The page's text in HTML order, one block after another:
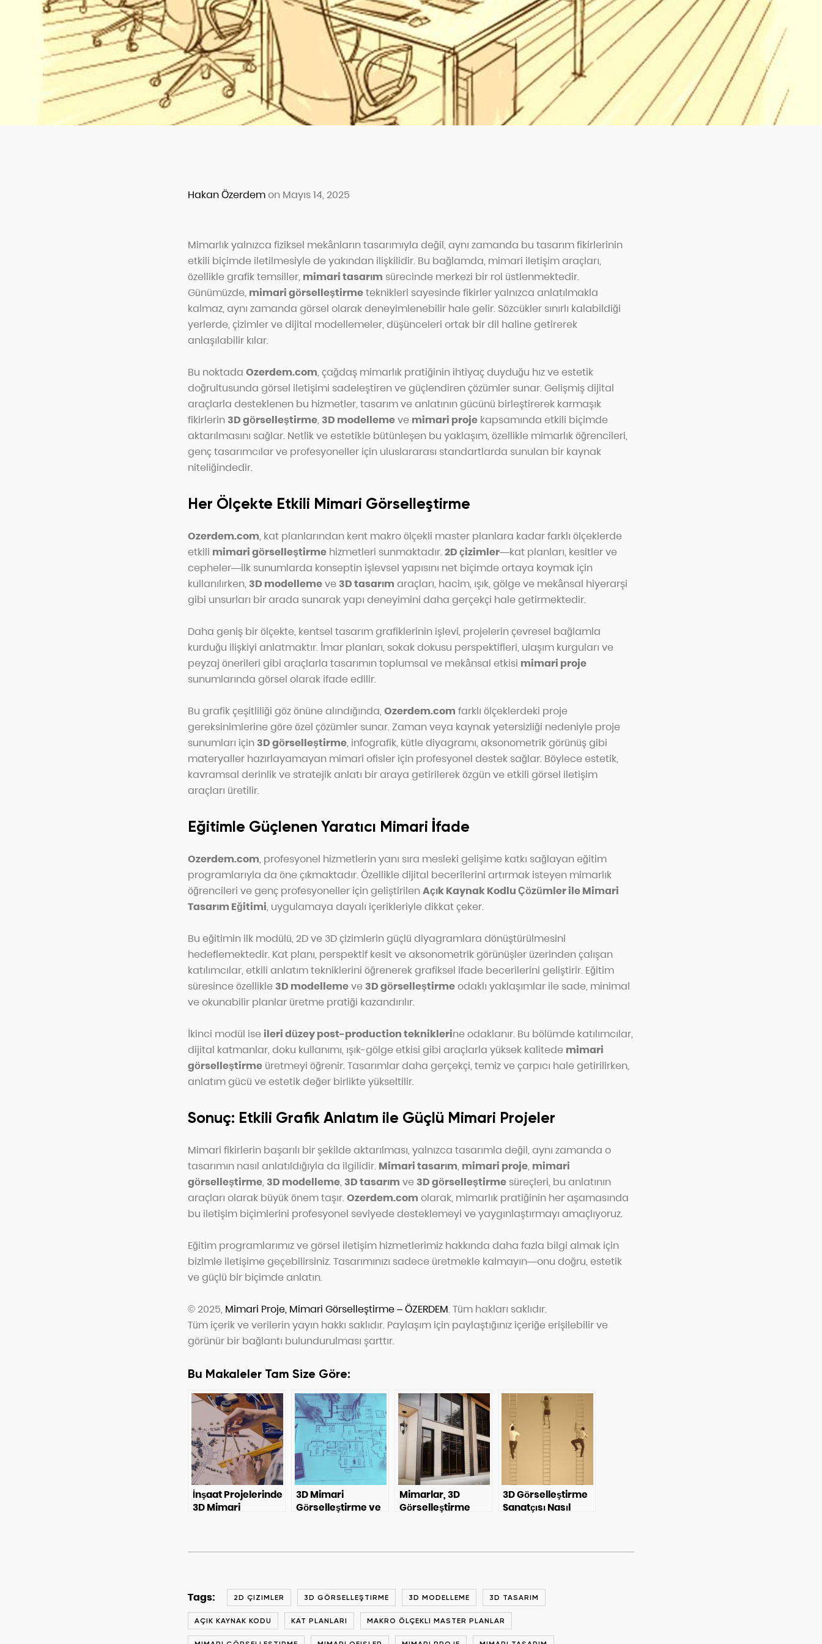
Hakan Özerdemon Mayıs 14, 2025
Mimarlık yalnızca fiziksel mekânların tasarımıyla değil, aynı zamanda bu tasarım fikirlerinin
etkili biçimde iletilmesiyle de yakından ilişkilidir. Bu bağlamda, mimari iletişim araçları,
özellikle grafik temsiller, mimari tasarım sürecinde merkezi bir rol üstlenmektedir.
Günümüzde, mimari görselleştirmeteknikleri sayesinde fikirler yalnızca anlatılmakla
kalmaz, aynı zamanda görsel olarak deneyimlenebilir hale gelir. Sözcükler sınırlı kalabildiği
yerlerde, çizimler ve dijital modellemeler, düşünceleri ortak bir dil haline getirerek
anlaşılabilir kılar.
Bu noktada Ozerdem.com, çağdaş mimarlık pratiğinin ihtiyaç duyduğu hız ve estetik
doğrultusunda görsel iletişimi sadeleştiren ve güçlendiren çözümler sunar. Gelişmiş dijital
araçlarla desteklenen bu hizmetler, tasarım ve anlatının gücünü birleştirerek karmaşık
fikirlerin3D görselleştirme,3D modellemeve mimari proje kapsamında etkili biçimde
aktarılmasını sağlar. Netlik ve estetikle bütünleşen bu yaklaşım, özellikle mimarlık öğrencileri,
genç tasarımcılar ve profesyoneller için uluslararası standartlarda sunulan bir kaynak
niteliğindedir.
Her Ölçekte Etkili Mimari Görselleştirme
Ozerdem.com, kat planlarından kent makro ölçekli master planlara kadar farklı ölçeklerde
etkili mimari görselleştirme hizmetleri sunmaktadır.2D çizimler—kat planları, kesitler ve
cepheler—ilk sunumlarda konseptin işlevsel yapısını net biçimde ortaya koymak için
kullanılırken,3D modellemeve3D tasarım araçları, hacim, ışık, gölge ve mekânsal hiyerarşi
gibi unsurları bir arada sunarak yapı deneyimini daha gerçekçi hale getirmektedir.
Daha geniş bir ölçekte, kentsel tasarım grafiklerinin işlevi, projelerin çevresel bağlamla
kurduğu ilişkiyi anlatmaktır. İmar planları, sokak dokusu perspektifleri, ulaşım kurguları ve
peyzaj önerileri gibi araçlarla tasarımın toplumsal ve mekânsal etkisi mimari proje
sunumlarında görsel olarak ifade edilir.
Bu grafik çeşitliliği göz önüne alındığında,Ozerdem.com farklı ölçeklerdeki proje
gereksinimlerine göre özel çözümler sunar. Zaman veya kaynak yetersizliği nedeniyle proje
sunumları için3D görselleştirme, infografik, kütle diyagramı, aksonometrik görünüş gibi
materyaller hazırlayamayan mimari ofisler için profesyonel destek sağlar. Böylece estetik,
kavramsal derinlik ve stratejik anlatı bir araya getirilerek özgün ve etkili görsel iletişim
araçları üretilir.
Eğitimle Güçlenen Yaratıcı Mimari İfade
Ozerdem.com, profesyonel hizmetlerin yanı sıra mesleki gelişime katkı sağlayan eğitim
programlarıyla da öne çıkmaktadır. Özellikle dijital becerilerini artırmak isteyen mimarlık
öğrencileri ve genç profesyoneller için geliştirilenAçık Kaynak Kodlu Çözümler ile Mimari
Tasarım Eğitimi, uygulamaya dayalı içerikleriyle dikkat çeker.
Bu eğitimin ilk modülü, 2D ve 3D çizimlerin güçlü diyagramlara dönüştürülmesini
hedeflemektedir. Kat planı, perspektif kesit ve aksonometrik görünüşler üzerinden çalışan
katılımcılar, etkili anlatım tekniklerini öğrenerek grafiksel ifade becerilerini geliştirir. Eğitim
süresince özellikle3D modellemeve3D görselleştirmeodaklı yaklaşımlar ile sade, minimal
ve okunabilir planlar üretme pratiği kazandırılır.
İkinci modül iseileri düzey post-production tekniklerine odaklanır. Bu bölümde katılımcılar,
dijital katmanlar, doku kullanımı, ışık-gölge etkisi gibi araçlarla yüksek kalitede mimari
görselleştirme üretmeyi öğrenir. Tasarımlar daha gerçekçi, temiz ve çarpıcı hale getirilirken,
anlatım gücü ve estetik değer birlikte yükseltilir.
Sonuç: Etkili Grafik Anlatım ile Güçlü Mimari Projeler
Mimari fikirlerin başarılı bir şekilde aktarılması, yalnızca tasarımla değil, aynı zamanda o
tasarımın nasıl anlatıldığıyla da ilgilidir. Mimari tasarım, mimari proje, mimari
görselleştirme,3D modelleme,3D tasarım ve3D görselleştirme süreçleri, bu anlatının
araçları olarak büyük önem taşır.Ozerdem.com olarak, mimarlık pratiğinin her aşamasında
bu iletişim biçimlerini profesyonel seviyede desteklemeyi ve yaygınlaştırmayı amaçlıyoruz.
Eğitim programlarımız ve görsel iletişim hizmetlerimiz hakkında daha fazla bilgi almak için
bizimle iletişime geçebilirsiniz. Tasarımınızı sadece üretmekle kalmayın—onu doğru, estetik
ve güçlü bir biçimde anlatın.
© 2025, Mimari Proje, Mimari Görselleştirme – ÖZERDEM. Tüm hakları saklıdır.
Tüm içerik ve verilerin yayın hakkı saklıdır. Paylaşım için paylaştığınız içeriğe erişilebilir ve
görünür bir bağlantı bulundurulması şarttır.
Bu Makaleler Tam Size Göre:
İnşaat Projelerinde
3D Mimari
3D Mimari
Görselleştirme ve
Mimarlar, 3D
Görselleştirme
3D Görselleştirme
Sanatçısı Nasıl
Tags: 2D ÇIZIMLER 3D GÖRSELLEŞTIRME 3D MODELLEME 3D TASARIM
AÇIK KAYNAK KODU KAT PLANLARI MAKRO ÖLÇEKLI MASTER PLANLAR